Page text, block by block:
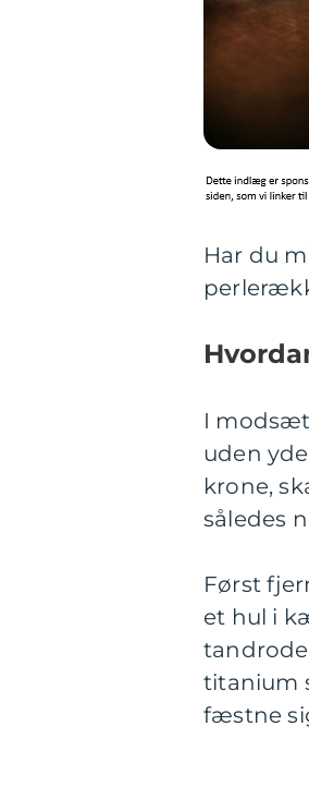
Har du
I
uden
krone,
således
Først
et hul i
titanium
fæstne